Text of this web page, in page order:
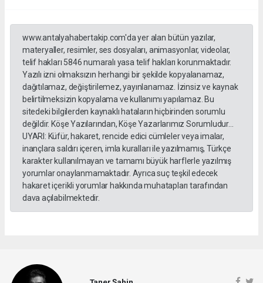
www.antalyahabertakip.com'da yer alan bütün yazılar,
materyaller, resimler, ses dosyaları, animasyonlar, videolar,
telif hakları 5846 numaralı yasa telif hakları korunmaktadır.
Yazılı izni olmaksızın herhangi bir şekilde kopyalanamaz,
dağıtılamaz, değiştirilemez, yayınlanamaz. İzinsiz ve kaynak
belirtilmeksizin kopyalama ve kullanımı yapılamaz. Bu
sitedeki bilgilerden kaynaklı hataların hiçbirinden sorumlu
değildir. Köşe Yazılarından, Köşe Yazarlarımız Sorumludur...
UYARI: Küfür, hakaret, rencide edici cümleler veya imalar,
inançlara saldırı içeren, imla kuralları ile yazılmamış, Türkçe
karakter kullanılmayan ve tamamı büyük harflerle yazılmış
yorumlar onaylanmamaktadır. Ayrıca suç teşkil edecek
hakaret içerikli yorumlar hakkında muhatapları tarafından
dava açılabilmektedir.